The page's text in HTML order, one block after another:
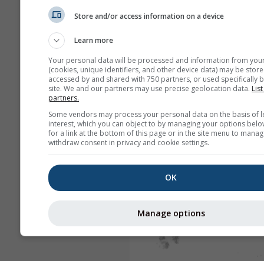
Store and/or access information on a device
Learn more
Your personal data will be processed and information from
(cookies, unique identifiers, and other device data) may be
accessed by and shared with 750 partners, or used specifically
site. We and our partners may use precise geolocation data.
partners.
Some vendors may process your personal data on the basis of
interest, which you can object to by managing your options
for a link at the bottom of this page or in the site menu to
withdraw consent in privacy and cookie settings.
OK
Manage options